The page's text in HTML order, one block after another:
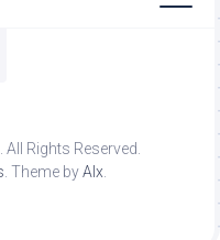
Rights Reserved.
. Theme byAlx.